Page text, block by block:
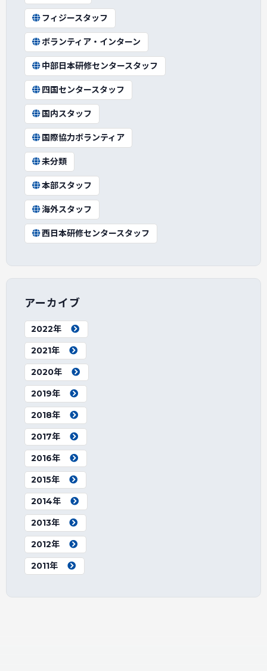
フィジースタッフ
ボランティア・インターン
中部日本研修センタースタッフ
四国センタースタッフ
国内スタッフ
国際協力ボランティア
未分類
本部スタッフ
海外スタッフ
西日本研修センタースタッフ
アーカイブ
2022年
2021年
2020年
2019年
2018年
2017年
2016年
2015年
2014年
2013年
2012年
2011年